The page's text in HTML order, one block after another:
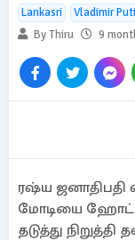
Lankasri Vladimir
By Thiru
9
ரஷ்ய ஜனாதிபதி
மோடியை
தடுத்து